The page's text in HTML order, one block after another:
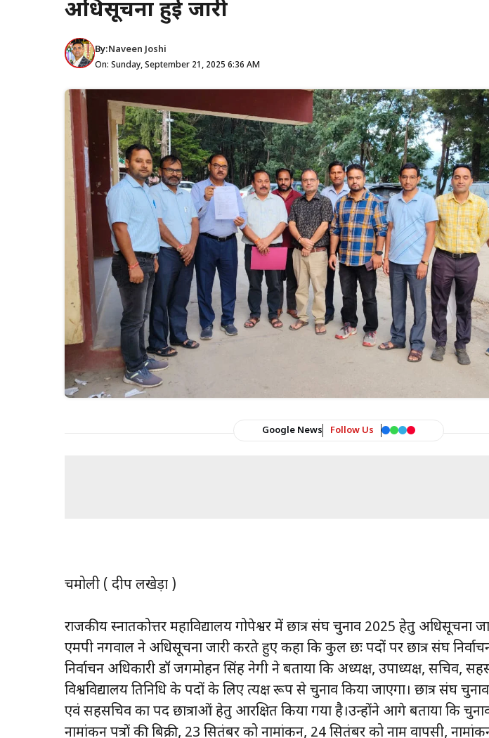
अधिसूचना हुई जारी
By:Naveen Joshi
On: Sunday, September 21, 2025 6:36 AM
Google News Follow Us
चमोली ( प्रदीप लखेड़ा )
राजकीय स्नातकोत्तर महाविद्यालय गोपेश्वर में छात्र संघ चुनाव 2025 हेतु अधिसूचना जारी
एमपी नगवाल ने अधिसूचना जारी करते हुए कहा कि कुल छः पदों पर छात्र संघ
निर्वाचन अधिकारी डॉ जगमोहन सिंह नेगी ने बताया कि अध्यक्ष, उपाध्यक्ष, सचिव,
विश्वविद्यालय प्रतिनिधि के पदों के लिए प्रत्यक्ष रूप से चुनाव किया जाएगा। छात्र संघ
एवं सहसचिव का पद छात्राओं हेतु आरक्षित किया गया है।उन्होंने आगे बताया कि
नामांकन पत्रों की बिक्री, 23 सितंबर को नामांकन, 24 सितंबर को नाम वापसी,